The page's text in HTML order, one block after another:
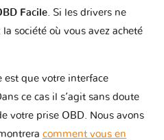
Facile . Si les drivers ne
société où vous avez acheté
est que votre interface
ce cas il s’agit sans doute
votre prise OBD. Nous avons
comment vous en